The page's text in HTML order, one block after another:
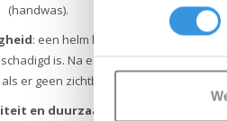
(handwas).
: een helm biedt alleen optimale
is. Na een harde klap, val of
er geen zichtbare schade aan de
en duurzaamheid